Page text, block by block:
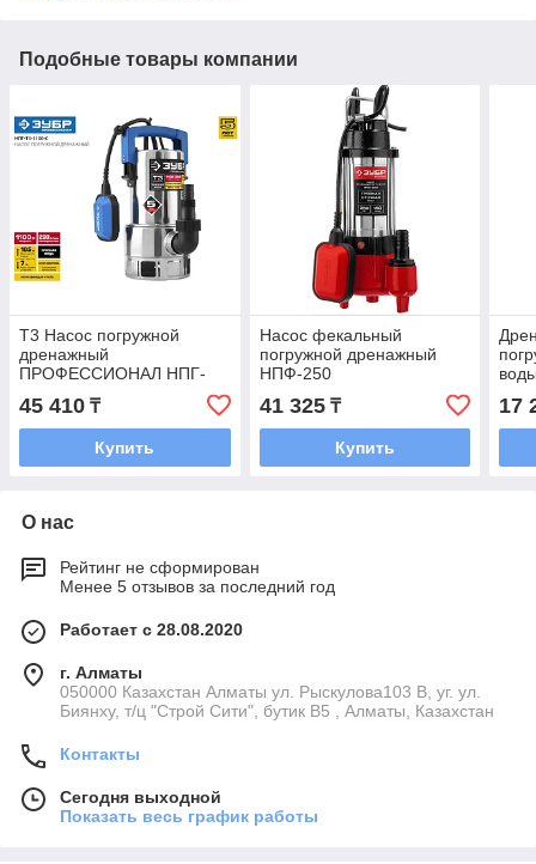
Подобные товары компании
Т3 Насос погружной
дренажный
ПРОФЕССИОНАЛ НПГ-
Т3-1100-С
45 410 ₸
Купить
Насос фекальный
погружной дренажный
НПФ-250
41 325₸
Купить
17
О нас
Рейтинг не сформирован
Менее 5 отзывов за последний год
Работает с 28.08.2020
г. Алматы
050000 Казахстан Алматы ул. Рыскулова103 В, уг. ул.
Биянху, т/ц "Строй Сити", бутик В5 , Алматы, Казахстан
Контакты
Сегодня выходной
Показать весь график работы